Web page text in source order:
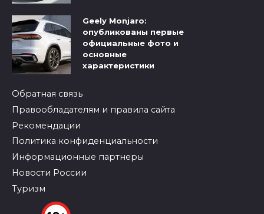
Geely Monjaro:
опубликованы первые
официальные фото и
основные
характеристики
Обратная связь
Правообладателям и правила сайта
Рекомендации
Политика конфиденциальности
Информационные партнеры
Новости России
Туризм